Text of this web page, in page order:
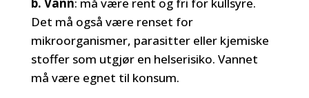
Det må også være renset for
mikroorganismer, parasitter eller kjemiske
stoffer som utgjør en helserisiko. Vannet
må være egnet til konsum.